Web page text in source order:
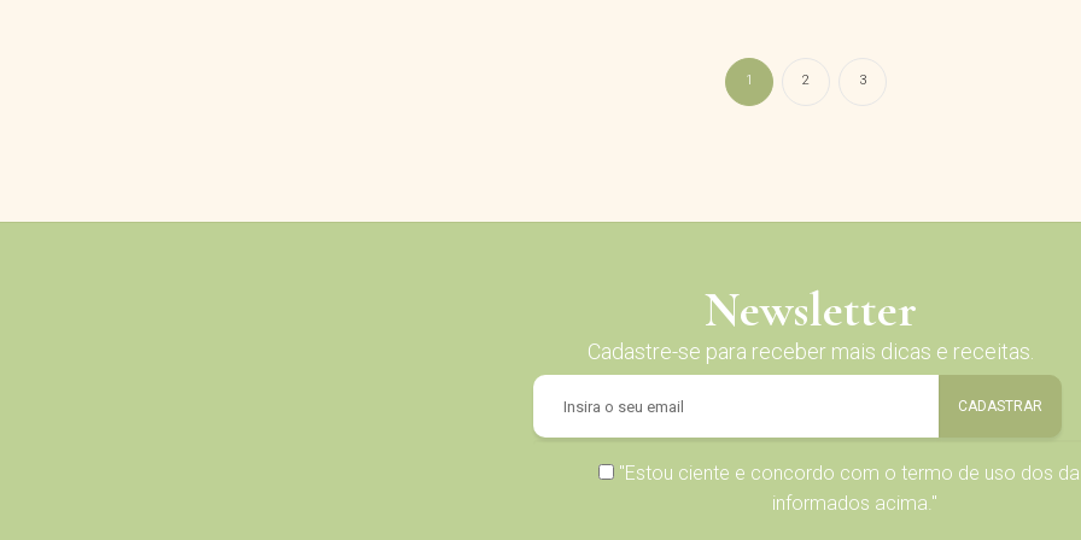
1 2 3
Newsletter
Cadastre-se para receber mais dicas e receitas.
"Estou ciente e concordo com o termo de uso dos
informados acima."